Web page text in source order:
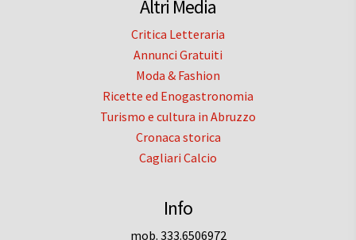
Altri Media
Critica Letteraria
Annunci Gratuiti
Moda & Fashion
Ricette ed Enogastronomia
Turismo e cultura in Abruzzo
Cronaca storica
Cagliari Calcio
Info
mob. 333.6506972